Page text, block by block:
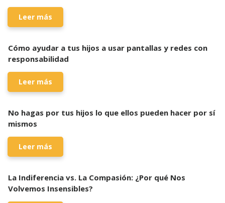
Leer más
Cómo ayudar a tus hijos a usar pantallas y redes con
responsabilidad
Leer más
No hagas por tus hijos lo que ellos pueden hacer por sí
mismos
Leer más
La Indiferencia vs. La Compasión: ¿Por qué Nos
Volvemos Insensibles?